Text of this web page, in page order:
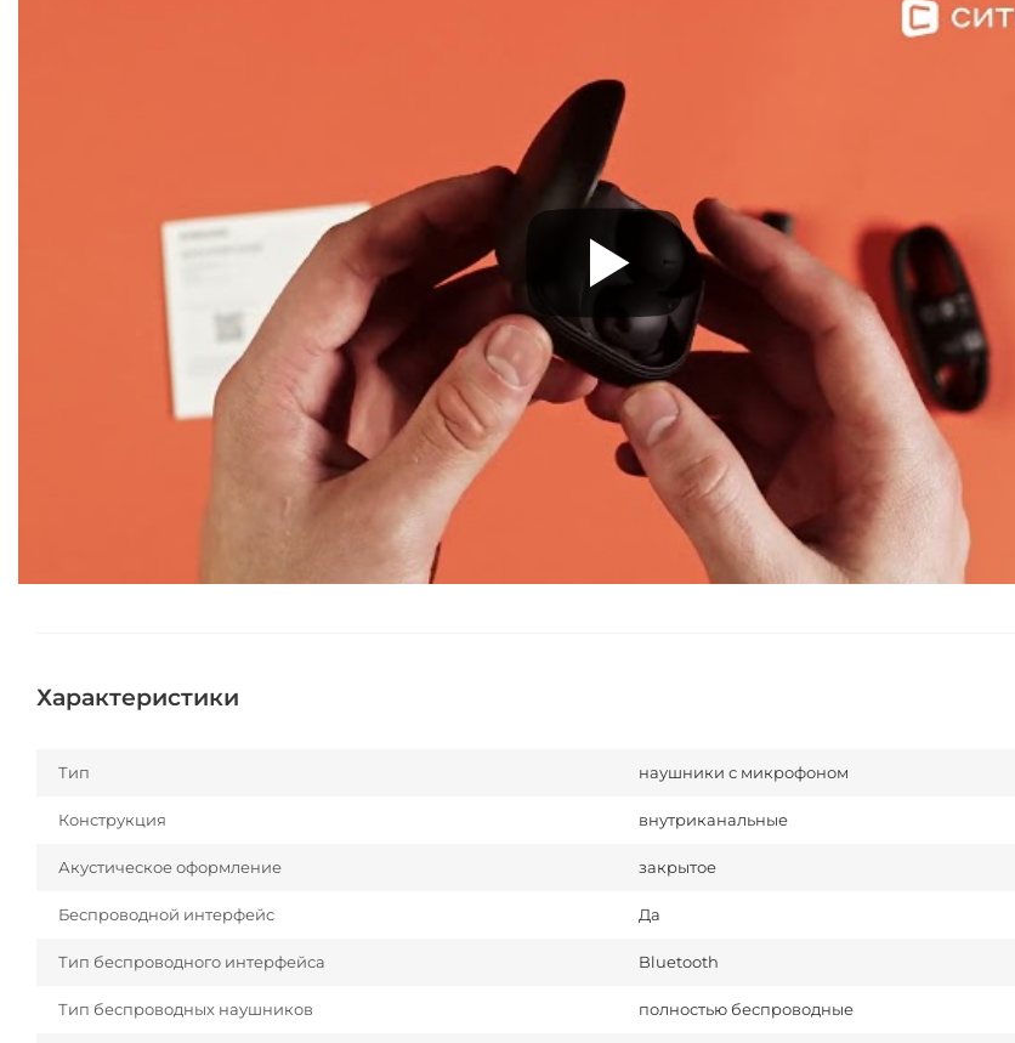
Характеристики
Тип наушники с микрофоном
Конструкция внутриканальные
Акустическое оформление закрытое
Беспроводной интерфейс Да
Тип беспроводного интерфейса Bluetooth
Тип беспроводных наушников полностью беспроводные